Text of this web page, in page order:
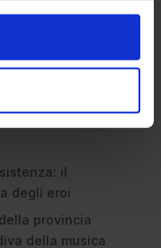
Cerca
il
degli eroi
provincia
della musica